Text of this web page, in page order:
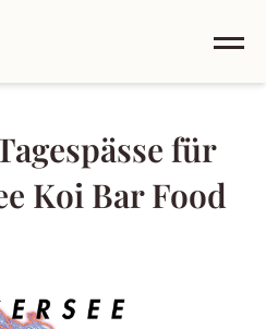
für
Koi Bar Food